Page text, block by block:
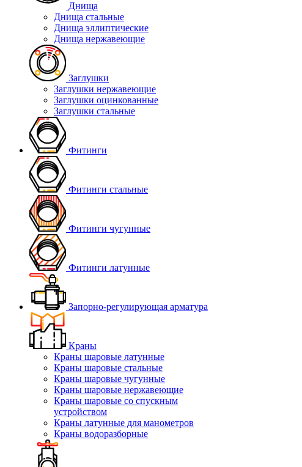
Днища
Днища стальные
Днища эллиптические
Днища нержавеющие
Заглушки
Заглушки нержавеющие
Заглушки оцинкованные
Заглушки стальные
Фитинги
Фитинги стальные
Фитинги чугунные
Фитинги латунные
Запорно-регулирующая арматура
Краны
Краны шаровые латунные
Краны шаровые стальные
Краны шаровые чугунные
Краны шаровые нержавеющие
Краны шаровые со спускным
устройством
Краны латунные для манометров
Краны водоразборные